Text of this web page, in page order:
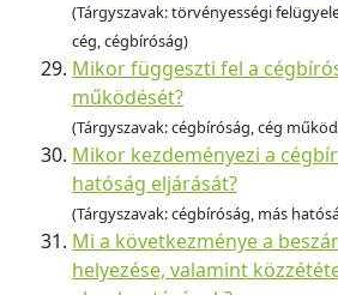
(Tárgyszavak: törvényességi
cég, cégbíróság)
Mikor függeszti fel a
működését?
(Tárgyszavak: cégbíróság, cég
Mikor kezdeményezi a
hatóság eljárását?
(Tárgyszavak: cégbíróság, más
Mi a következménye a
helyezése, valamint